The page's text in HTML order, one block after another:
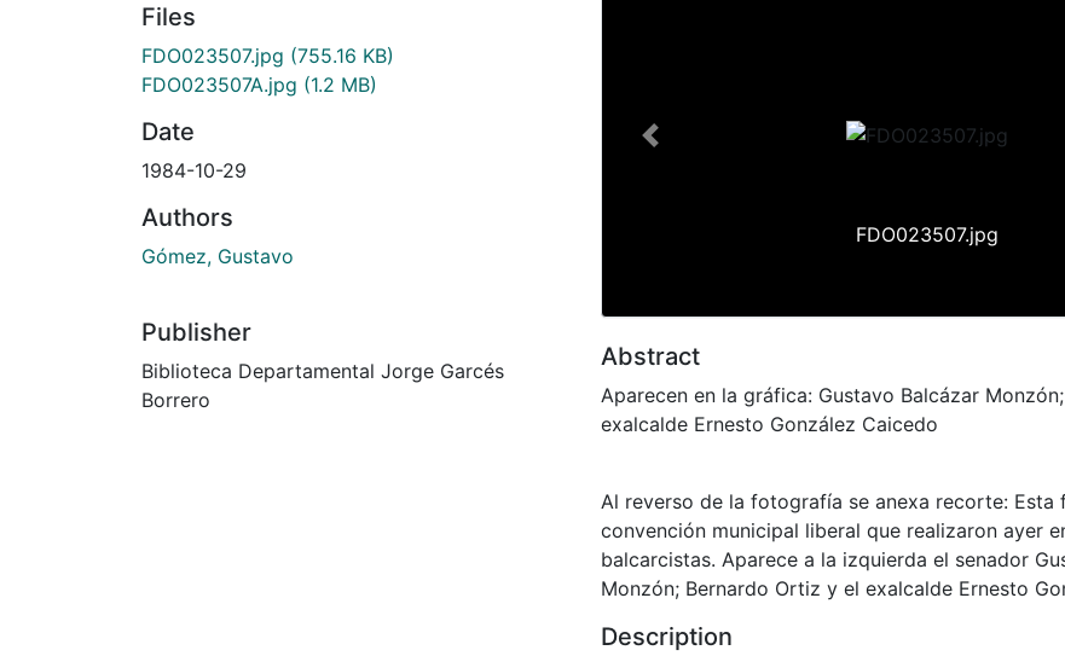
Files
FDO023507.jpg (755.16 KB)
FDO023507A.jpg (1.2 MB)
Date
1984-10-29
Authors
Gómez, Gustavo
Publisher
Biblioteca Departamental Jorge Garcés
Borrero
FDO023507.jpg
Previous
Abstract
Aparecen en la gráfica: Gustavo Balcázar
exalcalde Ernesto González Caicedo
Al reverso de la fotografía se anexa recorte: Esta
convención municipal liberal que realizaron ayer
balcarcistas. Aparece a la izquierda el senador
Monzón; Bernardo Ortiz y el exalcalde Ernesto
Description